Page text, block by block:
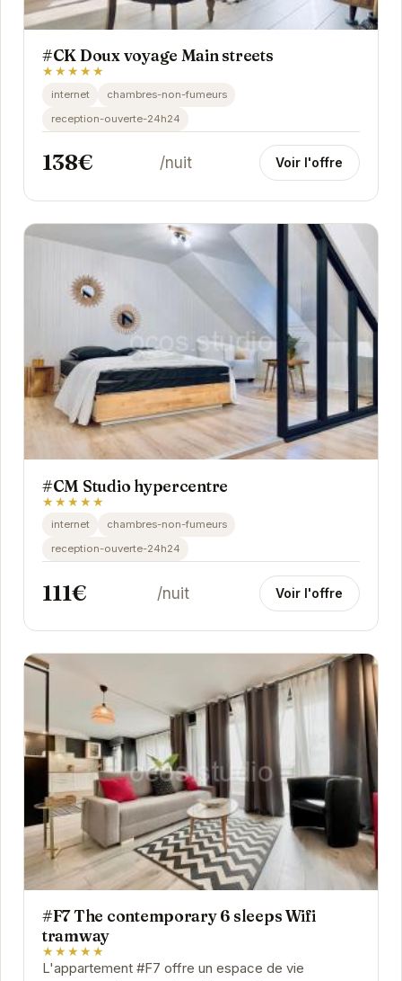
#CK Doux voyage Main streets
★★★★★
internet
chambres-non-fumeurs
reception-ouverte-24h24
138€ /nuit Voir l'offre
#CM Studio hypercentre
★★★★★
internet
chambres-non-fumeurs
reception-ouverte-24h24
111€ /nuit Voir l'offre
#F7 The contemporary 6 sleeps Wifi
tramway
★★★★★
L'appartement #F7 offre un espace de vie